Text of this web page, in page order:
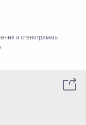
и стенограммы